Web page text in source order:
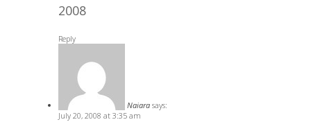
2008
Reply
Naiara says:
July 20, 2008 at 3:35 am